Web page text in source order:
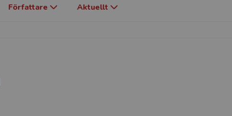
Författare Aktuellt